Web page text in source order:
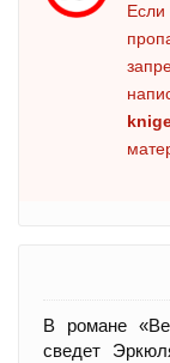
В романе
сведет